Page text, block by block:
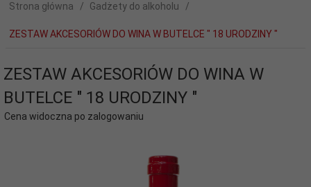
Strona główna Gadżety do alkoholu
ZESTAW AKCESORIÓW DO WINA W BUTELCE " 18 URODZINY "
ZESTAW AKCESORIÓW DO WINA W
BUTELCE " 18 URODZINY "
Cena widoczna po zalogowaniu